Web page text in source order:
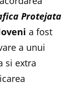
Protejata
a fost
a unui
si extra